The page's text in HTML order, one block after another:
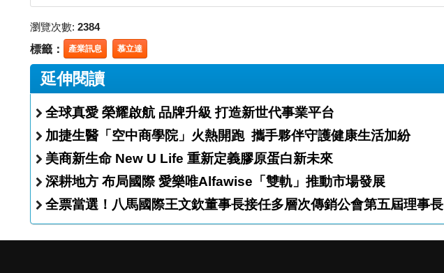
瀏覽次數: 2384
標籤： 產業訊息 慕立達
延伸閱讀
全球真愛 榮耀啟航 品牌升級 打造新世代事業平台
加捷生醫「空中商學院」火熱開跑 攜手夥伴守護健康生活加紛
美商新生命 New U Life 重新定義膠原蛋白新未來
深耕地方 布局國際 愛樂唯Alfawise「雙軌」推動市場發展
全票當選！八馬國際王文欽董事長接任多層次傳銷公會第五屆理事長